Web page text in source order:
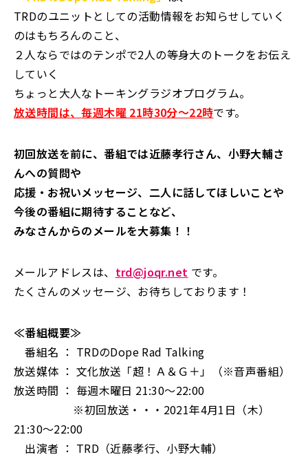
TRDのユニットとしての活動情報をお知らせしていく
のはもちろんのこと、
２人ならではのテンポで2人の等身大のトークをお伝え
していく
ちょっと大人なトーキングラジオプログラム。
放送時間は、毎週木曜 21時30分～22時です。
初回放送を前に、番組では近藤孝行さん、小野大輔さ
んへの質問や
応援・お祝いメッセージ、二人に話してほしいことや
今後の番組に期待することなど、
みなさんからのメールを大募集！！
メールアドレスは、 trd@joqr.net です。
たくさんのメッセージ、お待ちしております！
≪番組概要≫
番組名 ： TRDのDope Rad Talking
放送媒体 ： 文化放送「超！Ａ＆Ｇ＋」（※音声番組）
放送時間 ： 毎週木曜日 21:30～22:00
※初回放送・・・2021年4月1日（木）
21:30～22:00
出演者 ： TRD（近藤孝行、小野大輔）